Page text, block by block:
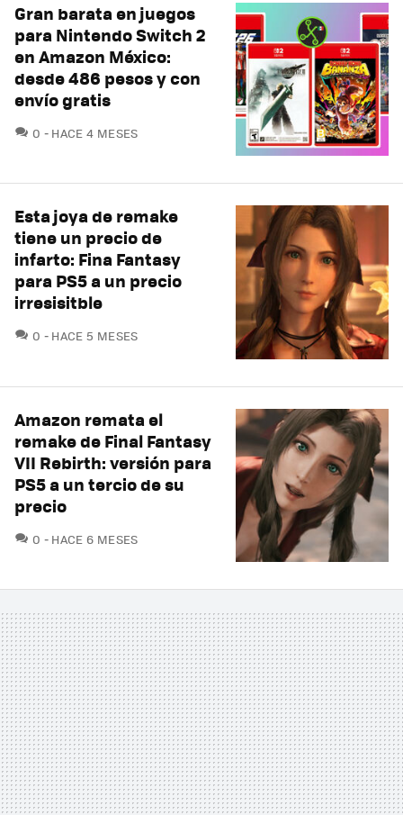
Gran barata en juegos
para Nintendo Switch 2
en Amazon México:
desde 486 pesos y con
envío gratis
0 COMENTARIOS
HACE 4 MESES
Esta joya de remake
tiene un precio de
infarto: Fina Fantasy
para PS5 a un precio
irresisitble
0 COMENTARIOS
HACE 5 MESES
Amazon remata el
remake de Final Fantasy
VII Rebirth: versión para
PS5 a un tercio de su
precio
0 COMENTARIOS
HACE 6 MESES